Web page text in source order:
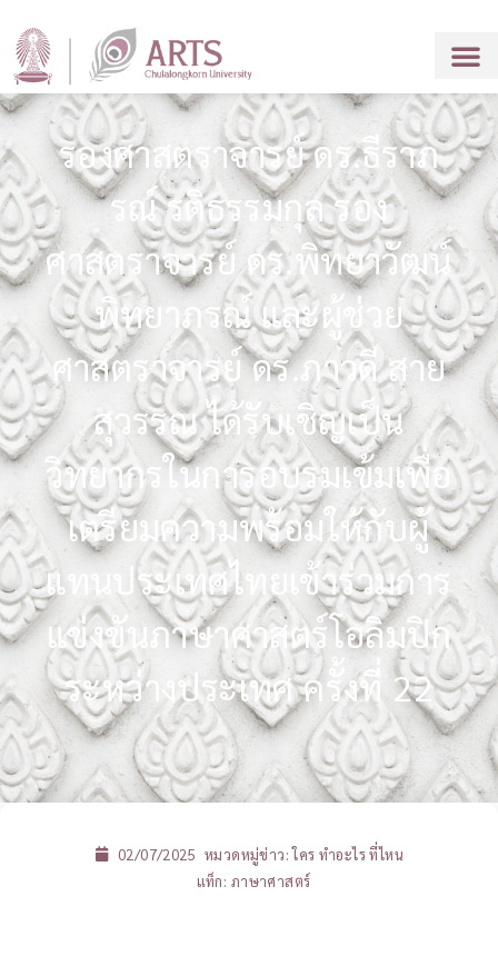
รองศาสตราจารย์ ดร.ธีราภ
รณ์ รติธรรมกุล รอง
ศาสตราจารย์ ดร.พิทยาวัฒน์
พิทยาภรณ์ และผู้ช่วย
ศาสตราจารย์ ดร.ภาวดี สาย
สุวรรณ ได้รับเชิญเป็น
วิทยากรในการอบรมเข้มเพื่อ
เตรียมความพร้อมให้กับผู้
แทนประเทศไทยเข้าร่วมการ
แข่งขันภาษาศาสตร์โอลิมปิก
ระหว่างประเทศ ครั้งที่ 22
02/07/2025 หมวดหมู่ข่าว:ใคร ทำอะไร ที่ไหน
แท็ก: ภาษาศาสตร์